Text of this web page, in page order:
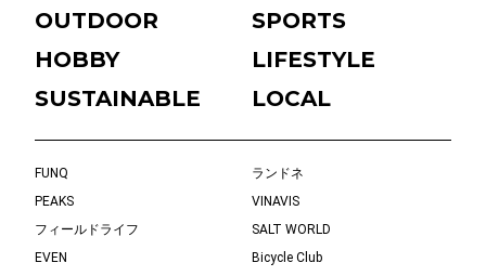
OUTDOOR
SPORTS
HOBBY
LIFESTYLE
SUSTAINABLE
LOCAL
FUNQ
ランドネ
PEAKS
VINAVIS
フィールドライフ
SALT WORLD
EVEN
Bicycle Club